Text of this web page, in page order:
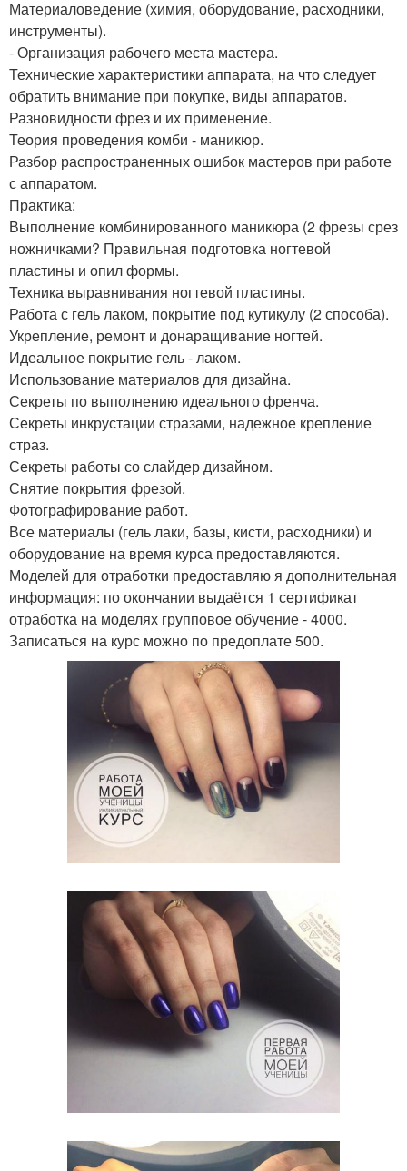
Материаловедение (химия, оборудование, расходники,
инструменты).
- Организация рабочего места мастера.
Технические характеристики аппарата, на что следует
обратить внимание при покупке, виды аппаратов.
Разновидности фрез и их применение.
Теория проведения комби - маникюр.
Разбор распространенных ошибок мастеров при работе
с аппаратом.
Практика:
Выполнение комбинированного маникюра (2 фрезы срез
ножничками? Правильная подготовка ногтевой
пластины и опил формы.
Техника выравнивания ногтевой пластины.
Работа с гель лаком, покрытие под кутикулу (2 способа).
Укрепление, ремонт и донаращивание ногтей.
Идеальное покрытие гель - лаком.
Использование материалов для дизайна.
Секреты по выполнению идеального френча.
Секреты инкрустации стразами, надежное крепление
страз.
Секреты работы со слайдер дизайном.
Снятие покрытия фрезой.
Фотографирование работ.
Все материалы (гель лаки, базы, кисти, расходники) и
оборудование на время курса предоставляются.
Моделей для отработки предоставляю я дополнительная
информация: по окончании выдаётся 1 сертификат
отработка на моделях групповое обучение - 4000.
Записаться на курс можно по предоплате 500.